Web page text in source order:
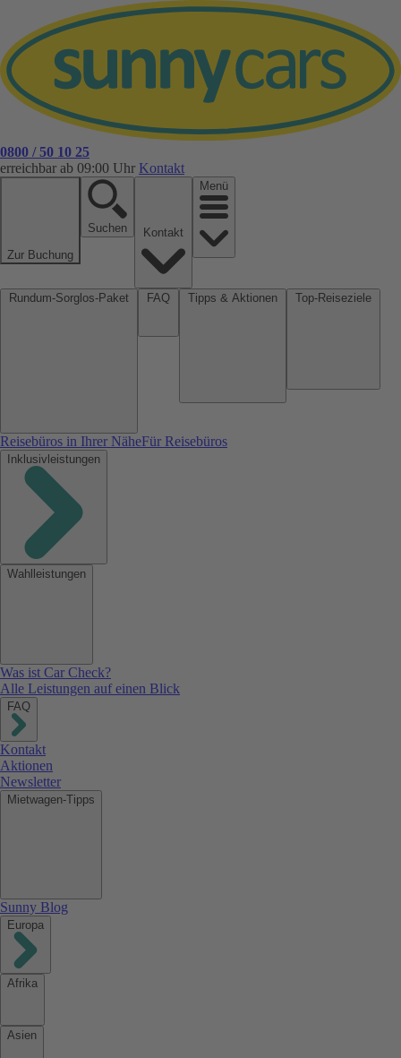
0800 / 50 10 25
erreichbar ab 09:00 Uhr Kontakt
Zur Buchung
Suchen
Menü
Reisebüros in Ihrer NäheFür Reisebüros
Inklusivleistungen
Wahlleistungen
Was ist Car Check?
Alle Leistungen auf einen Blick
FAQ
Kontakt
Aktionen
Newsletter
Mietwagen-Tipps
Sunny Blog
Europa
Afrika
Asien